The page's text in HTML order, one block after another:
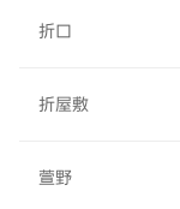
折口
折屋敷
萱野